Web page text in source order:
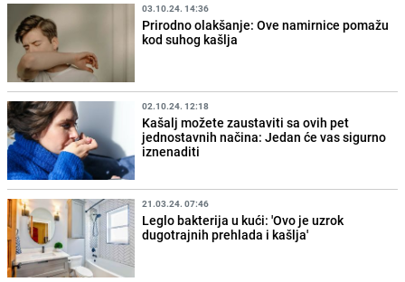
03.10.24. 14:36
Prirodno olakšanje: Ove namirnice pomažu
kod suhog kašlja
02.10.24. 12:18
Kašalj možete zaustaviti sa ovih pet
jednostavnih načina: Jedan će vas sigurno
iznenaditi
21.03.24. 07:46
Leglo bakterija u kući: 'Ovo je uzrok
dugotrajnih prehlada i kašlja'